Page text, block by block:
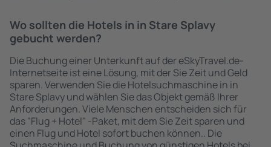
Wo sollten die Hotels in in Stare Splavy
gebucht werden?
Die Buchung einer Unterkunft auf der eSkyTravel.de-
Internetseite ist eine Lösung, mit der Sie Zeit und Geld
sparen. Verwenden Sie die Hotelsuchmaschine in in
Stare Splavy und wählen Sie das Objekt gemäß Ihrer
Anforderungen. Viele Menschen entscheiden sich für
das "Flug + Hotel" -Paket, mit dem Sie Zeit sparen und
einen Flug und Hotel sofort buchen können.. Die